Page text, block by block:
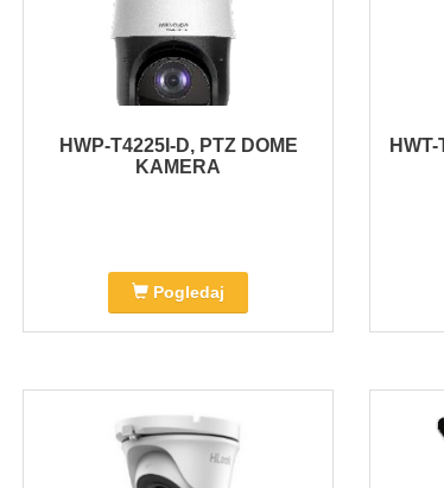
HWP-T4225I-D, PTZ DOME
KAMERA
Pogledaj